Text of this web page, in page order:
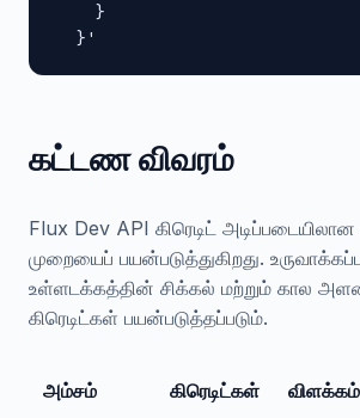
    }
  }'
கட்டண விவரம்
Flux Dev API கிரெடிட்
முறையைப் பயன்படுத்துகிறது.
உள்ளடக்கத்தின் சிக்கல் மற்றும் கால
கிரெடிட்கள் பயன்படுத்தப்படும்.
அம்சம் கிரெடிட்கள் விளக்கம்